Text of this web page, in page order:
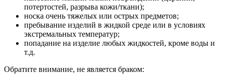
потертостей, разрыва кожи/ткани);
носка очень тяжелых или острых предметов;
пребывание изделий в жидкой среде или в условиях
экстремальных температур;
попадание на изделие любых жидкостей, кроме воды и
т.д.
Обратите внимание, не является браком: